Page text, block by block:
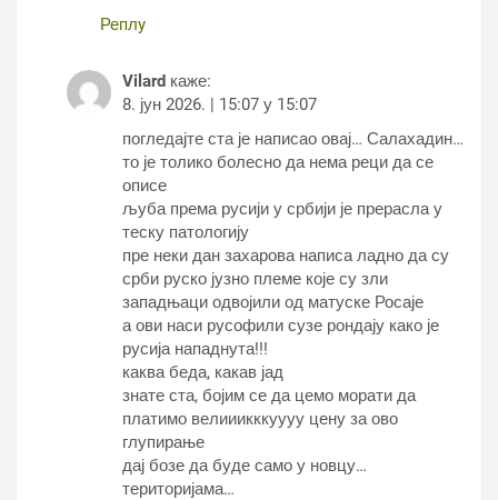
Реплy
Vilard каже:
8. јун 2026. | 15:07 у 15:07
погледајте ста је написао овај… Салахадин…
то је толико болесно да нема реци да се
описе
љуба према русији у србији је прерасла у
теску патологију
пре неки дан захарова написа ладно да су
срби руско јузно племе које су зли
западњаци одвојили од матуске Росаје
а ови наси русофили сузе рондају како је
русија нападнута!!!
каква беда, какав јад
знате ста, бојим се да цемо морати да
платимо велииикккуууу цену за ово
глупирање
дај бозе да буде само у новцу…
територијама…